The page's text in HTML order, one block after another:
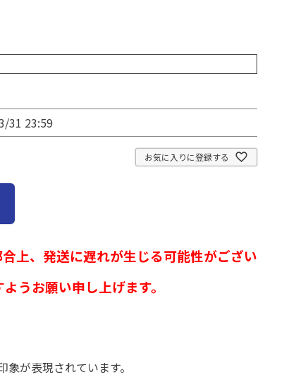
31 23:59
お気に入りに登録する
上、発送に遅れが生じる可能性がござい
うお願い申し上げます。
が表現されています。